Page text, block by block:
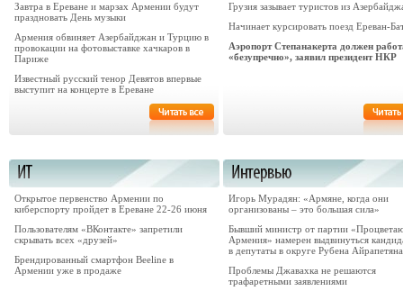
Завтра в Ереване и марзах Армении будут
праздновать День музыки
Армения обвиняет Азербайджан и Турцию в
провокации на фотовыставке хачкаров в
Париже
Известный русский тенор Девятов впервые
выступит на концерте в Ереване
Грузия зазывает туристов из
Начинает курсировать поезд Ереван-
Аэропорт Степанакерта должен
«безупречно», заявил президент НКР
Открытое первенство Армении по
киберспорту пройдет в Ереване 22-26 июня
Пользователям «ВКонтакте» запретили
скрывать всех «друзей»
Брендированный смартфон Beeline в
Армении уже в продаже
Игорь Мурадян: «Армяне, когда они
организованы – это большая сила»
Бывший министр от партии
Армения» намерен выдвинуться
в депутаты в округе Рубена Айрапетяна
Проблемы Джавахка не решаются
трафаретными заявлениями